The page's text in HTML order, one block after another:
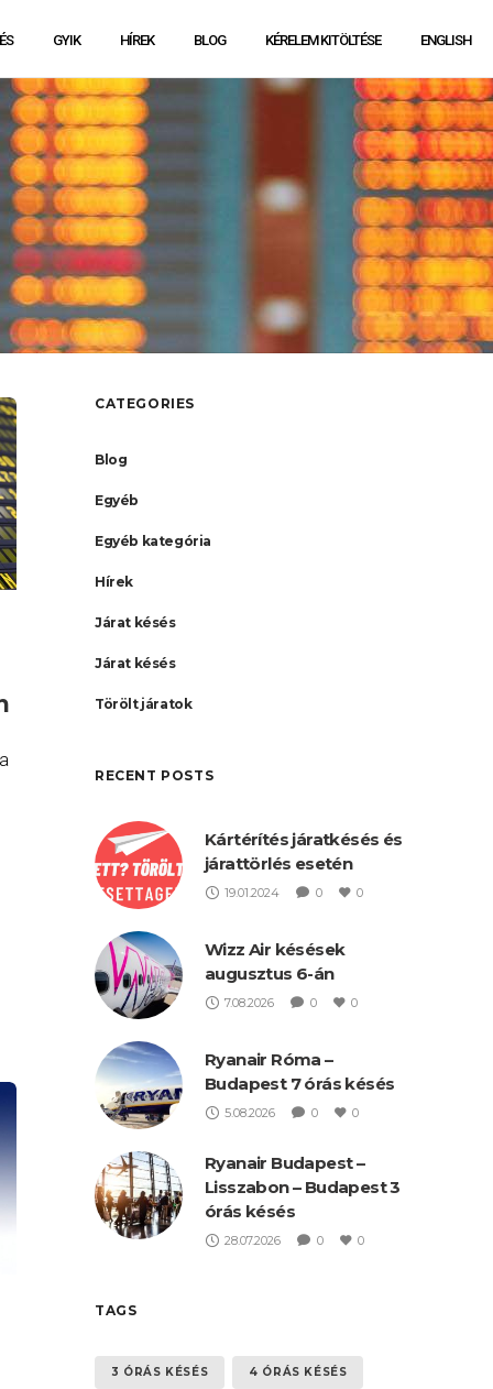
GYIK HÍREK BLOG KÉRELEM KITÖLTÉSE ENGLISH
CATEGORIES
Blog
Egyéb
Egyéb kategória
Hírek
Járat késés
Járat késés
Törölt járatok
RECENT POSTS
Kártérítés járatkésés és
járattörlés esetén
19.01.2024 0 0
Wizz Air késések
augusztus 6-án
7.08.2026 0 0
Ryanair Róma –
Budapest 7 órás késés
5.08.2026 0 0
Ryanair Budapest –
Lisszabon – Budapest 3
órás késés
28.07.2026 0 0
TAGS
3 ÓRÁS KÉSÉS 4 ÓRÁS KÉSÉS